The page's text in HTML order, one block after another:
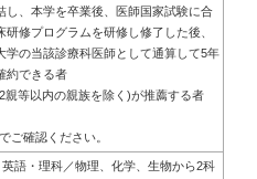
し、本学を卒業後、医師国家試験に合
修プログラムを研修し修了した後、
学の当該診療科医師として通算して5年
約できる者
親等以内の親族を除く)が推薦する者
ご確認ください。
語・理科／物理、化学、生物から2科